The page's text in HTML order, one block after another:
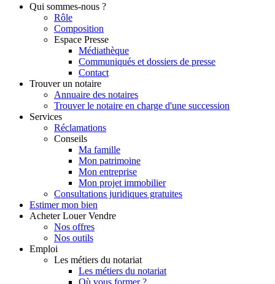
Qui sommes-nous ?
Rôle
Composition
Espace Presse
Médiathèque
Communiqués et dossiers de presse
Contact
Trouver un notaire
Annuaire des notaires
Trouver le notaire en charge d'une succession
Services
Réclamations
Conseils
Ma famille
Mon patrimoine
Mon entreprise
Mon projet immobilier
Consultations juridiques gratuites
Estimer mon bien
Acheter Louer Vendre
Nos offres
Nos outils
Emploi
Les métiers du notariat
Les métiers du notariat
Où vous former ?